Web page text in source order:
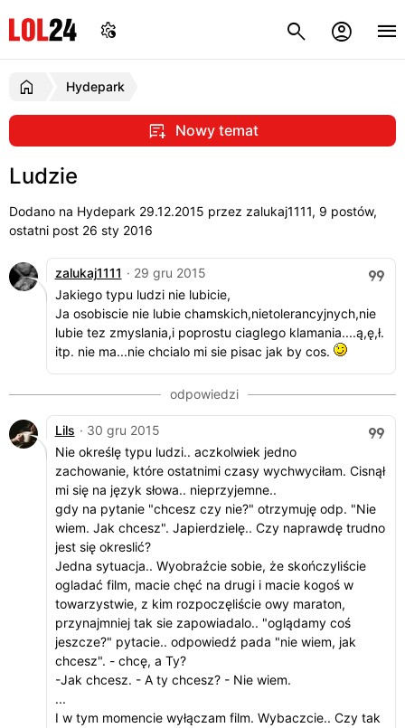
Hydepark
Nowy temat
Ludzie
Dodano na Hydepark 29.12.2015 przez zalukaj1111, 9 postów,
ostatni post 26 sty 2016
zalukaj1111 · 29 gru 2015
Jakiego typu ludzi nie lubicie,
Ja osobiscie nie lubie chamskich,nietolerancyjnych,nie
lubie tez zmyslania,i poprostu ciaglego klamania....ą,ę,ł.
itp. nie ma...nie chcialo mi sie pisac jak by cos.
Lils · 30 gru 2015
Nie określę typu ludzi.. aczkolwiek jedno
zachowanie, które ostatnimi czasy wychwyciłam. Cisnął
mi się na język słowa.. nieprzyjemne..
gdy na pytanie "chcesz czy nie?" otrzymuję odp. "Nie
wiem. Jak chcesz". Japierdzielę.. Czy naprawdę trudno
jest się okreslić?
Jedna sytuacja.. Wyobraźcie sobie, że skończyliście
ogladać film, macie chęć na drugi i macie kogoś w
towarzystwie, z kim rozpoczęliście owy maraton,
przynajmniej tak sie zapowiadalo.. "oglądamy coś
jeszcze?" pytacie.. odpowiedź pada "nie wiem, jak
chcesz". - chcę, a Ty?
-Jak chcesz. - A ty chcesz? - Nie wiem.
...
I w tym momencie wyłączam film. Wybaczcie.. Czy tak